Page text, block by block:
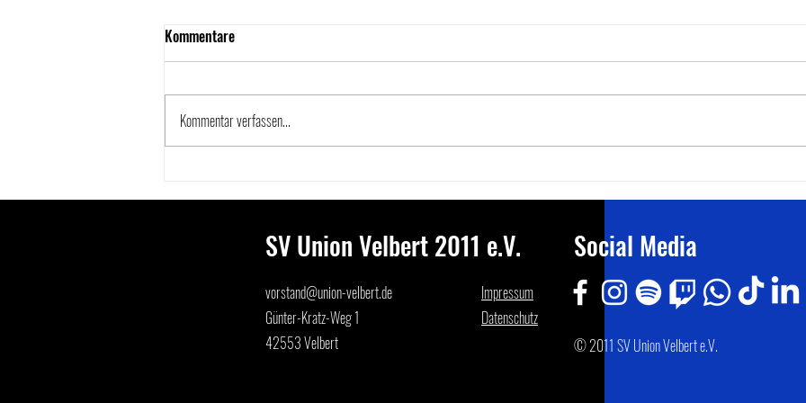
der zweiten Mannschaft zum SV
Kommentare
Kommentar verfassen...
SV Union Velbert 2011 e.V.
vorstand@union-velbert.de
Günter-Kratz-Weg 1
42553 Velbert
Impressum
Datenschutz
Social Media
© 2011 SV Union Velbert e.V.